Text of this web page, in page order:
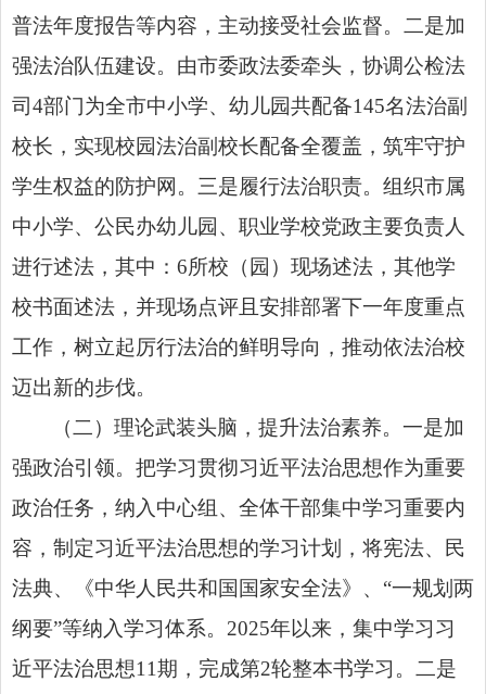
普法年度报告等内容，主动接受社会监督。二是加
强法治队伍建设。由市委政法委牵头，协调公检法
司4部门为全市中小学、幼儿园共配备145名法治副
校长，实现校园法治副校长配备全覆盖，筑牢守护
学生权益的防护网。三是履行法治职责。组织市属
中小学、公民办幼儿园、职业学校党政主要负责人
进行述法，其中：6所校（园）现场述法，其他学
校书面述法，并现场点评且安排部署下一年度重点
工作，树立起厉行法治的鲜明导向，推动依法治校
迈出新的步伐。
（二）理论武装头脑，提升法治素养。一是加
强政治引领。把学习贯彻习近平法治思想作为重要
政治任务，纳入中心组、全体干部集中学习重要内
容，制定习近平法治思想的学习计划，将宪法、民
法典、《中华人民共和国国家安全法》 、“一规划两
纲要”等纳入学习体系。2025年以来，集中学习习
近平法治思想11期，完成第2轮整本书学习。二是